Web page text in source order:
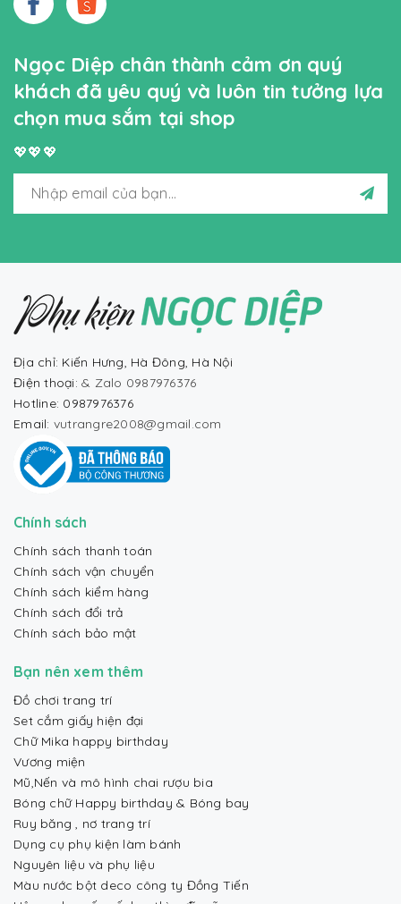
Ngọc Diệp chân thành cảm ơn quý
khách đã yêu quý và luôn tin tưởng lựa
chọn mua sắm tại shop
💖💖💖
Địa chỉ: Kiến Hưng, Hà Đông, Hà Nội
Điện thoại: & Zalo 0987976376
Hotline: 0987976376
Email: vutrangre2008@gmail.com
Chính sách
Chính sách thanh toán
Chính sách vận chuyển
Chính sách kiểm hàng
Chính sách đổi trả
Chính sách bảo mật
Bạn nên xem thêm
Đồ chơi trang trí
Set cắm giấy hiện đại
Chữ Mika happy birthday
Vương miện
Mũ,Nến và mô hình chai rượu bia
Bóng chữ Happy birthday & Bóng bay
Ruy băng , nơ trang trí
Dụng cụ phụ kiện làm bánh
Nguyên liệu và phụ liệu
Màu nước bột deco công ty Đồng Tiến